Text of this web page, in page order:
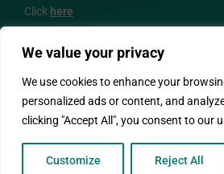
We value your privacy
We use cookies to enhance your
personalized ads or content, and
clicking "Accept All", you consent to our
Customize Reject All
Click here
BİZİ TAKİP EDİN